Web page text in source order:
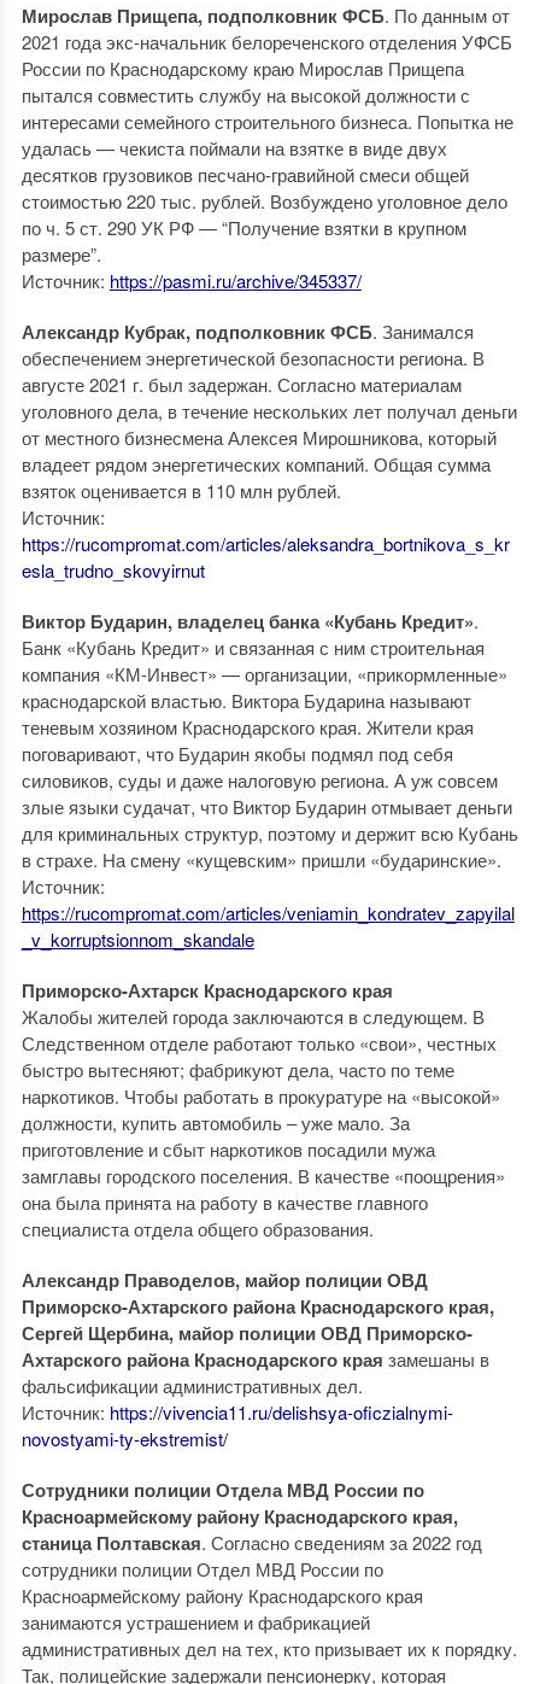
Мирослав Прищепа, подполковник ФСБ. По данным от
2021 года экс-начальник белореченского отделения УФСБ
России по Краснодарскому краю Мирослав Прищепа
пытался совместить службу на высокой должности с
интересами семейного строительного бизнеса. Попытка не
удалась — чекиста поймали на взятке в виде двух
десятков грузовиков песчано-гравийной смеси общей
стоимостью 220 тыс. рублей. Возбуждено уголовное дело
по ч. 5 ст. 290 УК РФ — “Получение взятки в крупном
размере”.
Источник: https://pasmi.ru/archive/345337/
Александр Кубрак, подполковник ФСБ. Занимался
обеспечением энергетической безопасности региона. В
августе 2021 г. был задержан. Согласно материалам
уголовного дела, в течение нескольких лет получал деньги
от местного бизнесмена Алексея Мирошникова, который
владеет рядом энергетических компаний. Общая сумма
взяток оценивается в 110 млн рублей.
Источник:
https://rucompromat.com/articles/aleksandra_bortnikova_s_kr
esla_trudno_skovyirnut
Виктор Бударин, владелец банка «Кубань Кредит».
Банк «Кубань Кредит» и связанная с ним строительная
компания «КМ-Инвест» — организации, «прикормленные»
краснодарской властью. Виктора Бударина называют
теневым хозяином Краснодарского края. Жители края
поговаривают, что Бударин якобы подмял под себя
силовиков, суды и даже налоговую региона. А уж совсем
злые языки судачат, что Виктор Бударин отмывает деньги
для криминальных структур, поэтому и держит всю Кубань
в страхе. На смену «кущевским» пришли «бударинские».
Источник:
https://rucompromat.com/articles/veniamin_kondratev_zapyilal
_v_korruptsionnom_skandale
Приморско-Ахтарск Краснодарского края
Жалобы жителей города заключаются в следующем. В
Следственном отделе работают только «свои», честных
быстро вытесняют; фабрикуют дела, часто по теме
наркотиков. Чтобы работать в прокуратуре на «высокой»
должности, купить автомобиль – уже мало. За
приготовление и сбыт наркотиков посадили мужа
замглавы городского поселения. В качестве «поощрения»
она была принята на работу в качестве главного
специалиста отдела общего образования.
Александр Праводелов, майор полиции ОВД
Приморско-Ахтарского района Краснодарского края,
Сергей Щербина, майор полиции ОВД Приморско-
Ахтарского района Краснодарского края замешаны в
фальсификации административных дел.
Источник: https://vivencia11.ru/delishsya-oficzialnymi-
novostyami-ty-ekstremist/
Сотрудники полиции Отдела МВД России по
Красноармейскому району Краснодарского края,
станица Полтавская. Согласно сведениям за 2022 год
сотрудники полиции Отдел МВД России по
Красноармейскому району Краснодарского края
занимаются устрашением и фабрикацией
административных дел на тех, кто призывает их к порядку.
Так, полицейские задержали пенсионерку, которая